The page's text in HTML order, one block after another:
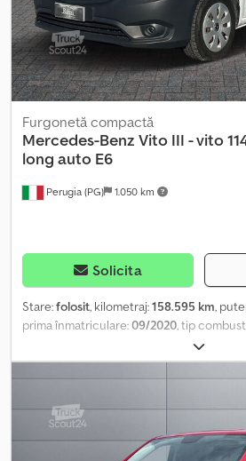
Perugia (PG) 1.050 km
Furgonetă compactă
Mercedes-Benz Vito III - vito
long auto E6
Solicita
Stare:folosit, kilometraj:158.595 km,
prima înmatriculare:09/2020 , tip
, configurație
de angrenaj:automat, clasă de emisii:
număr de locuri:
3, Dotări:aer condiționat